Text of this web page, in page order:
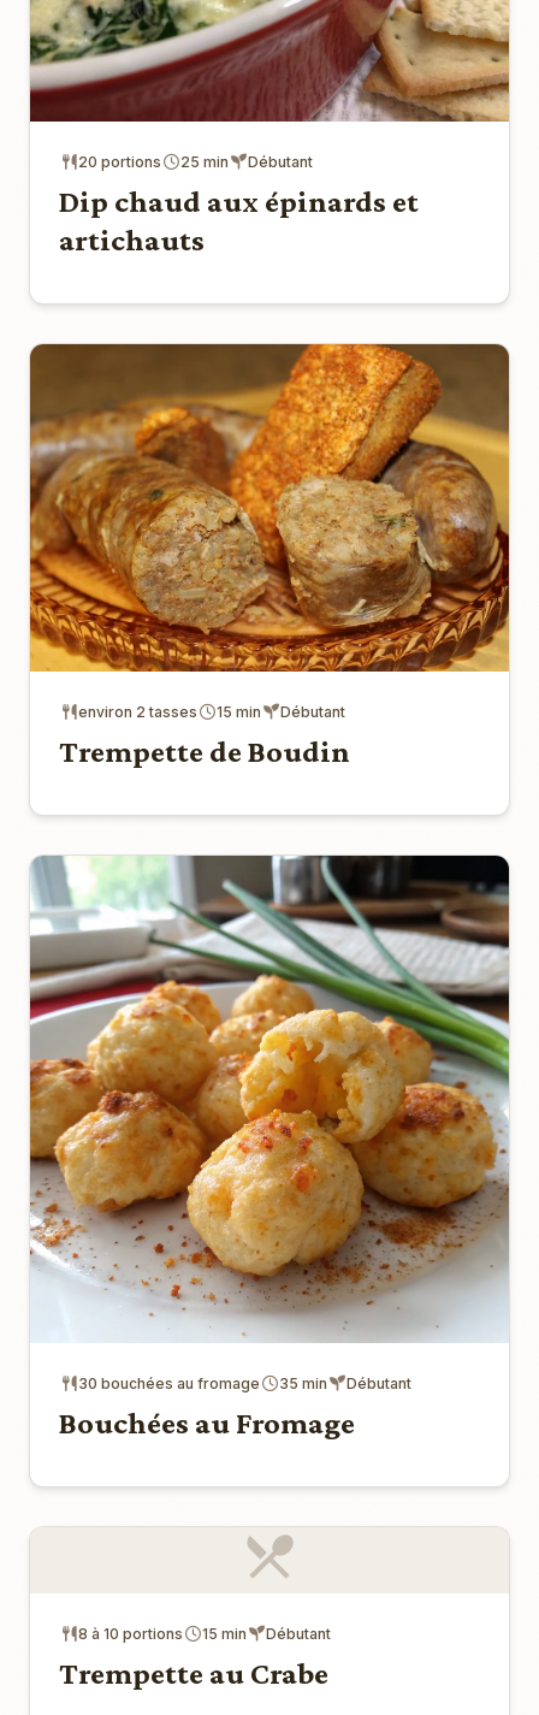
20 portions 25 min Débutant
Dip chaud aux épinards et
artichauts
environ 2 tasses 15 min Débutant
Trempette de Boudin
30 bouchées au fromage 35 min Débutant
Bouchées au Fromage
8 à 10 portions 15 min Débutant
Trempette au Crabe